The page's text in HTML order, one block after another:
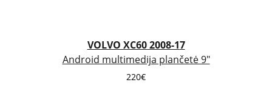
220€
VOLVO XC60 2008-17
Android multimedija plančetė 9"